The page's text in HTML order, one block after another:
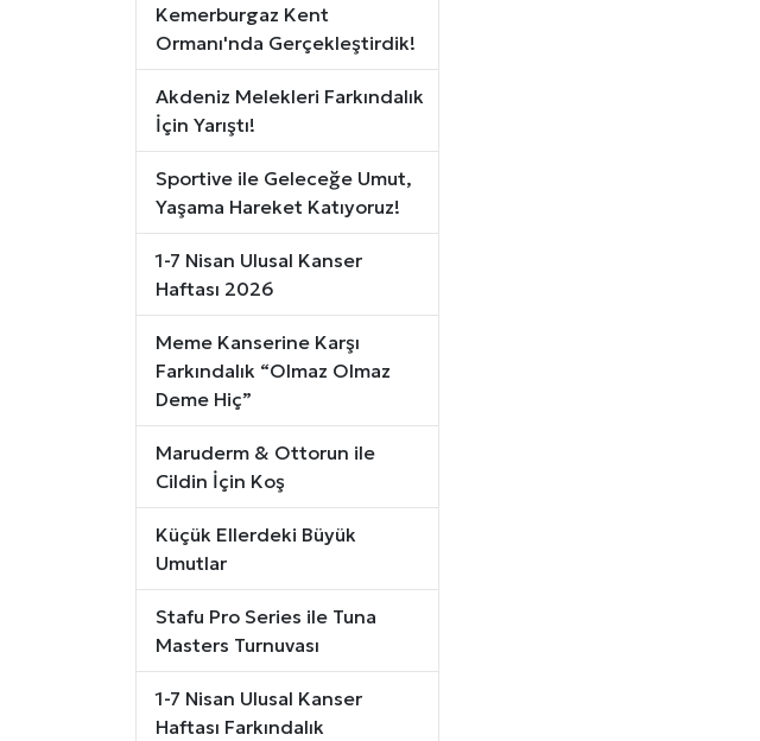
Kemerburgaz Kent
Ormanı'nda Gerçekleştirdik!
Akdeniz Melekleri Farkındalık
İçin Yarıştı!
Sportive ile Geleceğe Umut,
Yaşama Hareket Katıyoruz!
1-7 Nisan Ulusal Kanser
Haftası 2026
Meme Kanserine Karşı
Farkındalık “Olmaz Olmaz
Deme Hiç”
Maruderm & Ottorun ile
Cildin İçin Koş
Küçük Ellerdeki Büyük
Umutlar
Stafu Pro Series ile Tuna
Masters Turnuvası
1-7 Nisan Ulusal Kanser
Haftası Farkındalık